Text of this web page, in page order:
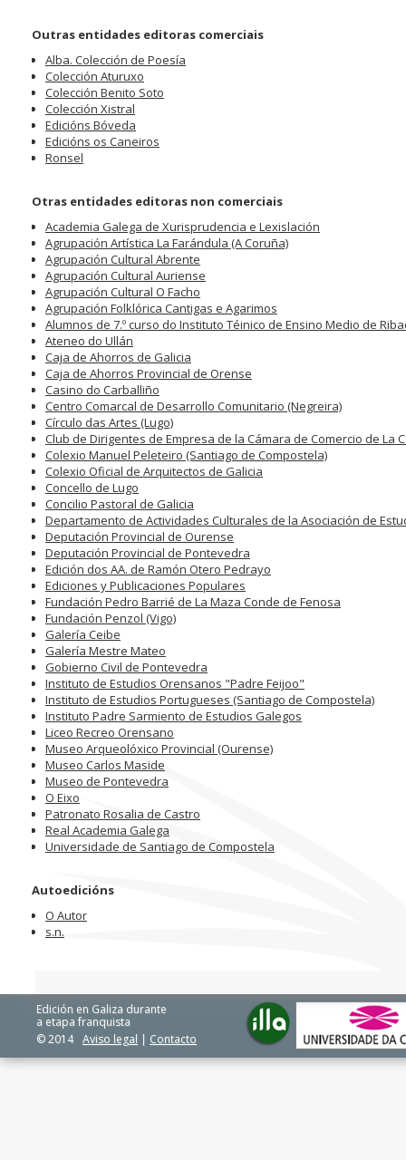
Outras entidades editoras comerciais
Alba. Colección de Poesía
Colección Aturuxo
Colección Benito Soto
Colección Xistral
Edicións Bóveda
Edicións os Caneiros
Ronsel
Otras entidades editoras non comerciais
Academia Galega de Xurisprudencia e Lexislación
Agrupación Artística La Farándula (A Coruña)
Agrupación Cultural Abrente
Agrupación Cultural Auriense
Agrupación Cultural O Facho
Agrupación Folklórica Cantigas e Agarimos
Alumnos de 7.º curso do Instituto Téinico de Ensino Medio de
Ateneo do Ullán
Caja de Ahorros de Galicia
Caja de Ahorros Provincial de Orense
Casino do Carballiño
Centro Comarcal de Desarrollo Comunitario (Negreira)
Círculo das Artes (Lugo)
Club de Dirigentes de Empresa de la Cámara de Comercio de La
Colexio Manuel Peleteiro (Santiago de Compostela)
Colexio Oficial de Arquitectos de Galicia
Concello de Lugo
Concilio Pastoral de Galicia
Departamento de Actividades Culturales de la Asociación de
Deputación Provincial de Ourense
Deputación Provincial de Pontevedra
Edición dos AA. de Ramón Otero Pedrayo
Ediciones y Publicaciones Populares
Fundación Pedro Barrié de La Maza Conde de Fenosa
Fundación Penzol (Vigo)
Galería Ceibe
Galería Mestre Mateo
Gobierno Civil de Pontevedra
Instituto de Estudios Orensanos "Padre Feijoo"
Instituto de Estudios Portugueses (Santiago de Compostela)
Instituto Padre Sarmiento de Estudios Galegos
Liceo Recreo Orensano
Museo Arqueolóxico Provincial (Ourense)
Museo Carlos Maside
Museo de Pontevedra
O Eixo
Patronato Rosalia de Castro
Real Academia Galega
Universidade de Santiago de Compostela
Autoedicións
O Autor
s.n.
Edición en Galiza durante
a etapa franquista
© 2014 Aviso legal | Contacto